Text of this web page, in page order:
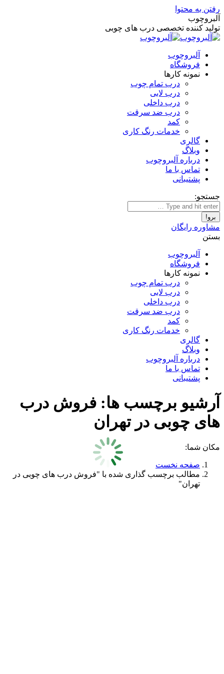
رفتن به محتوا
آلبروچوب
تولید کننده تخصصی درب های چوبی
آلبروچوب
فروشگاه
نمونه کارها
درب تمام چوب
درب لابی
درب داخلی
درب ضد سرقت
کمد
خدمات رنگ کاری
گالری
وبلاگ
درباره آلبروچوب
تماس با ما
پشتیبانی
جستجو:
مشاوره رایگان
بستن
آلبروچوب
فروشگاه
نمونه کارها
درب تمام چوب
درب لابی
درب داخلی
درب ضد سرقت
کمد
خدمات رنگ کاری
گالری
وبلاگ
درباره آلبروچوب
تماس با ما
پشتیبانی
آرشیو برچسب ها: فروش درب
های چوبی در تهران
مکان شما:
صفحه نخست
مطالب برچسب گذاری شده با "فروش درب های چوبی در
تهران"